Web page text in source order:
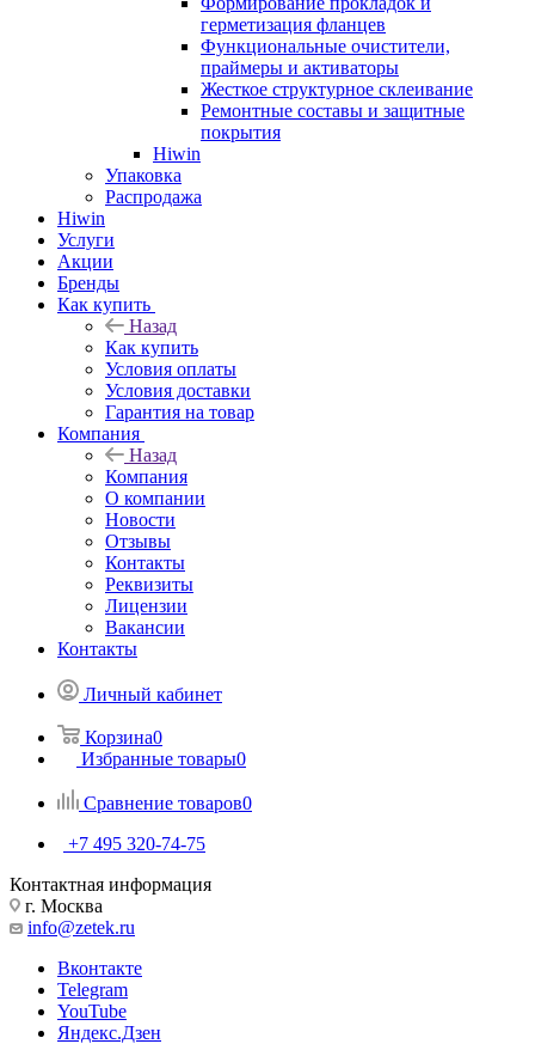
герметизация фланцев
Функциональные очистители,
праймеры и активаторы
Жесткое структурное склеивание
Ремонтные составы и защитные
покрытия
Hiwin
Упаковка
Распродажа
Hiwin
Услуги
Акции
Бренды
Как купить
Назад
Как купить
Условия оплаты
Условия доставки
Гарантия на товар
Компания
Назад
Компания
О компании
Новости
Отзывы
Контакты
Реквизиты
Лицензии
Вакансии
Контакты
Личный кабинет
Корзина0
Избранные товары0
Сравнение товаров0
+7 495 320-74-75
Контактная информация
г. Москва
info@zetek.ru
Вконтакте
Telegram
YouTube
Яндекс.Дзен